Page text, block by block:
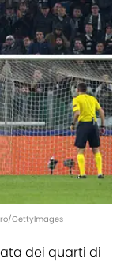
GettyImages
dei quarti di